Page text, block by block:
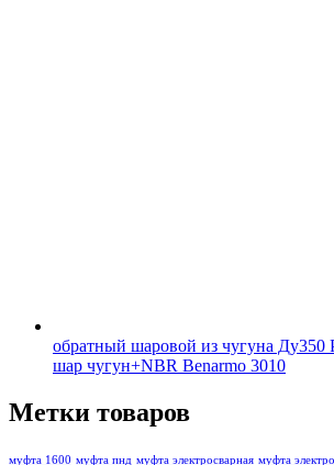
обратный шаровой из чугуна Ду350
шар чугун+NBR Benarmo 3010
Метки товаров
муфта 1600 муфта пнд муфта электросварная муфта